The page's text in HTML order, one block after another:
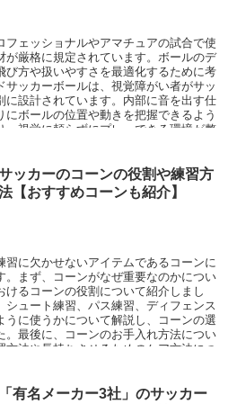
フェッショナルやアマチュアの試合で使
が厳格に規定されています。ボールのデ
び方や扱いやすさを最適化するために考
サッカーボールは、視覚障がい者がサッ
に設計されています。内部に音を出す仕
ボールの位置や動きを把握できるよう
、視覚に頼らずにプレーできる環境が整
ッカーのコーンの役割や練習方
【おすすめコーンも紹介】
習に欠かせないアイテムであるコーンに
。まず、コーンがなぜ重要なのかについ
けるコーンの役割について紹介しまし
シュート練習、パス練習、ディフェンス
うに使うかについて解説し、コーンの選
。最後に、コーンのお手入れ方法につい
法や長持ちさせるためのケア方法につ
「有名メーカー3社」のサッカー